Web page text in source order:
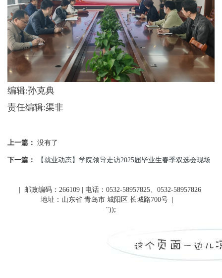
编辑:孙克典
责任编辑:渠非
上一篇： 没有了
下一篇： 【就业动态】学院领导走访2025届毕业生春季双选会现场
| 邮政编码：266109 | 电话：0532-58957825、0532-58957826
地址：山东省 青岛市 城阳区 长城路700号
"));